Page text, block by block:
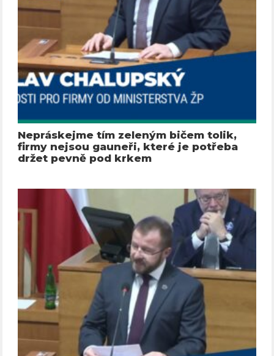
Nepráskejme tím zeleným bičem tolik,
firmy nejsou gauneři, které je potřeba
držet pevně pod krkem